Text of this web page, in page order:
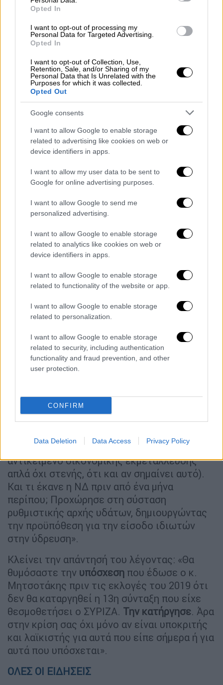
Opted In
I want to opt-out of processing my
Personal Data for Targeted Advertising.
Opted In
I want to opt-out of Collection, Use,
Retention, Sale, and/or Sharing of my
Personal Data that Is Unrelated with the
Purposes for which it was collected.
Opted Out
Google consents
I want to allow Google to enable storage
related to advertising like cookies on web or
device identifiers in apps.
I want to allow my user data to be sent to
Google for online advertising purposes.
I want to allow Google to send me
personalized advertising.
I want to allow Google to enable storage
related to analytics like cookies on web or
device identifiers in apps.
I want to allow Google to enable storage
related to functionality of the website or app.
I want to allow Google to enable storage
related to personalization.
I want to allow Google to enable storage
related to security, including authentication
functionality and fraud prevention, and other
user protection.
CONFIRM
Data Deletion Data Access Privacy Policy
Για την «κατηγορία» ότι εκχώρησε
περιουσιακά στοιχεία για 99 χρόνια
αναφέρει: « Μάλλον ξεχνάει ο κ. Μητσοτάκης
ότι μοναδικός μέτοχος του Υπερταμείου
είναι το Ελληνικό Δημόσιο που
εκπροσωπείται από τον υπουργό
Οικονομικών (άρθρο 190, παρ. 2). Και
εξάλλου αν έχει εκχωρηθεί στους δανειστές
(που δεν έχει εκχωρηθεί), ας μας εξηγήσει
πως θα υπερβεί αυτό το εμπόδιο με μία μόνο
δήλωση. Προφανώς, τίποτα από αυτά δεν
ισχύει, και πρόκειται απλά για άλλο ένα ψέμα
και λαϊκισμό του Πρωθυπουργού».
Ακολούθως απαντά στο ότι «Είναι
υποκριτική η στάση του ΣΥΡΙΖΑ
ότι η ΝΔ
θέλει να ιδιωτικοποιήσει το νερό»
ανατρέχοντας σε παλαιότερη δήλωση του κ.
Μητσοτάκη. Συγκεκριμένα αναφέρει: «Για το
ποιος θέλει να ιδιωτικοποιήσει το νερό θα
το 2018όταν έλεγε ότι "είμαι υπέρμαχος της
λογικής ότι και στην ΕΥΑΘ και στην ΕΥΔΑΠ
πρέπει να μπει στρατηγικός επενδυτής.
Ταυτόχρονα, όμως, με μία ισχυρή εποπτική
τιμολογιακής πολιτικής και θα διασφαλίζει
ότι το νερό δεν θα γίνει αντικείμενο στενής
οικονομικής εκμετάλλευσης". Τι μας λέει
ιδιώτης στην ΕΥΔΑΠ και την ΕΥΑΘ και ότι η
ρυθμιστική αρχή υδάτων διασφαλίζει ότι με
την παρουσία ιδιώτη το νερό δεν θα γίνεται
αντικείμενο "στενής οικονομικής
εκμετάλλευσης" (δηλαδή μπορεί να γίνει
αντικείμενο οικονομικής εκμετάλλευσης
απλά όχι στενής, ότι και αν σημαίνει αυτό).
Και τι έκανε η ΝΔ πριν από ένα μήνα
περίπου; Προχώρησε στη σύσταση
ρυθμιστικής αρχής υδάτων, δημιουργώντας
την προϋπόθεση για την είσοδο ιδιωτών
στην ύδρευση».
Κλείνει την απάντησή του λέγοντας: «Θα
θυμόσαστε την υπόσχεση που έδωσε ο κ.
Μητσοτάκης πριν τις εκλογές του 2019 ότι
δεν θα καταργηθεί η 13η σύνταξη που είχε
θεσμοθετήσει ο ΣΥΡΙΖΑ. Την κατήργησε. Άρα
στην κρίση σας όχι μόνο αν είναι υποκριτής
και λαϊκιστής για αυτά που είπε σήμερα ή για
αυτά που υπόσχεται».
ΟΛΕΣ ΟΙ ΕΙΔΗΣΕΙΣ